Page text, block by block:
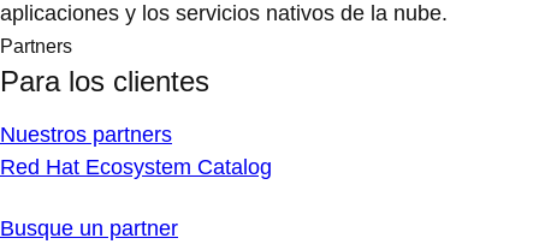
aplicaciones y los servicios nativos de la nube.
Partners
Para los clientes
Nuestros partners
Red Hat Ecosystem Catalog
Busque un partner